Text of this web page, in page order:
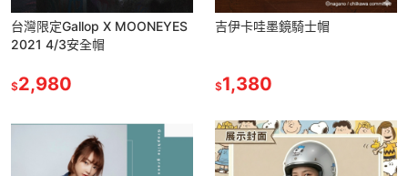
台灣限定Gallop X MOONEYES
2021 4/3安全帽
$2,980
吉伊卡哇墨鏡騎士帽
$1,380